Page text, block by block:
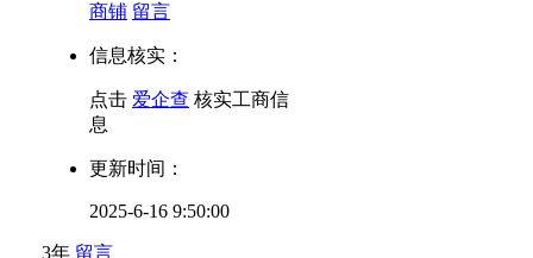
商铺 留言
信息核实：
点击 爱企查 核实工商信
息
更新时间：
2025-6-16 9:50:00
3年 留言